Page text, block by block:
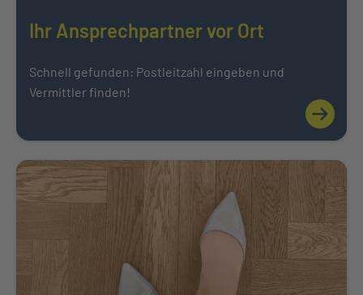
Ihr Ansprechpartner vor Ort
Schnell gefunden: Postleitzahl eingeben und
Vermittler finden!
Mehr
Weiter zu Karriere bei der INTER